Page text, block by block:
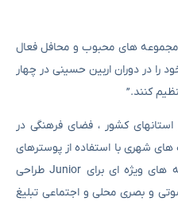
مجموعه های محبوب و محافل فعال
را در دوران اربین حسینی در چهار
کنند.”
کشور ، فضای فرهنگی در
شهری با استفاده از پوسترهای
طراحی شده انجام می شود.” “برنامه های ویژه ای برای Junior طراحی
و بصری محلی و اجتماعی تبلیغ